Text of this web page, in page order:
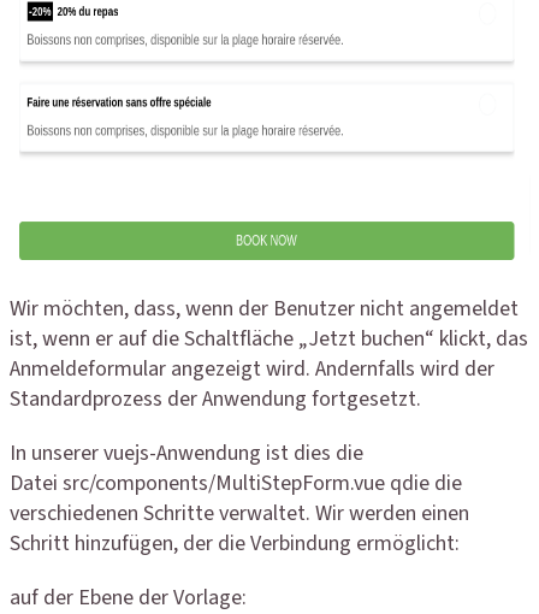
Wir möchten, dass, wenn der Benutzer nicht angemeldet
ist, wenn er auf die Schaltfläche „Jetzt buchen“ klickt, das
Anmeldeformular angezeigt wird. Andernfalls wird der
Standardprozess der Anwendung fortgesetzt.
In unserer vuejs-Anwendung ist dies die
Datei src/components/MultiStepForm.vue qdie die
verschiedenen Schritte verwaltet. Wir werden einen
Schritt hinzufügen, der die Verbindung ermöglicht:
auf der Ebene der Vorlage: